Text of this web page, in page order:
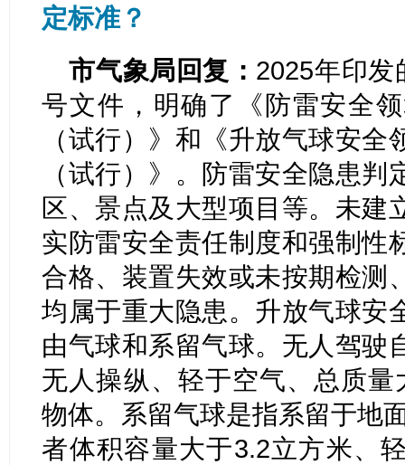
定标准？
市气象局回复： 2025年印发
号文件，明确了《防雷安全
（试行）》和《升放气球安
（试行）》。防雷安全隐患
区、景点及大型项目等。未建
实防雷安全责任制度和强制性
合格、装置失效或未按期检测
均属于重大隐患。升放气球安
由气球和系留气球。无人驾驶
无人操纵、轻于空气、总质
物体。系留气球是指系留于地
者体积容量大于3.2立方米、